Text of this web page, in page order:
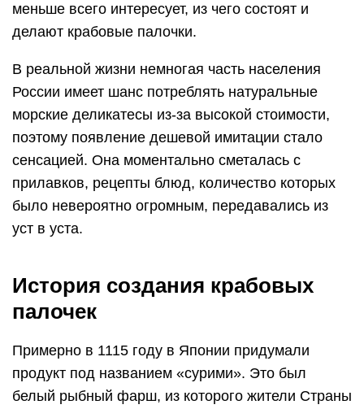
меньше всего интересует, из чего состоят и
делают крабовые палочки.
В реальной жизни немногая часть населения
России имеет шанс потреблять натуральные
морские деликатесы из-за высокой стоимости,
поэтому появление дешевой имитации стало
сенсацией. Она моментально сметалась с
прилавков, рецепты блюд, количество которых
было невероятно огромным, передавались из
уст в уста.
История создания крабовых
палочек
Примерно в 1115 году в Японии придумали
продукт под названием «сурими». Это был
белый рыбный фарш, из которого жители Cтраны